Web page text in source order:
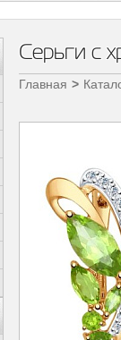
Серьги с
Главная